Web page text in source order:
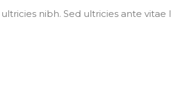
nibh. Sed ultricies ante